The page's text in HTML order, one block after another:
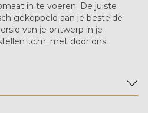
in te voeren. De juiste
gekoppeld aan je bestelde
van je ontwerp in je
i.c.m. met door ons